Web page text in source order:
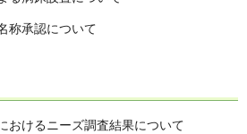
称承認について
おけるニーズ調査結果について